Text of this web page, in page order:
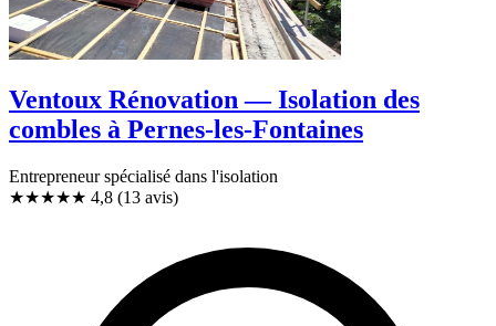
Ventoux Rénovation — Isolation des
combles à Pernes-les-Fontaines
Entrepreneur spécialisé dans l'isolation
★★★★★ 4,8 (13 avis)